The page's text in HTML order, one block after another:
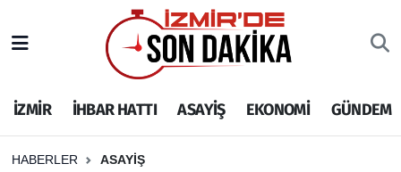
İZMİR İHBAR HATTI ASAYİŞ EKONOMİ GÜNDEM
HABERLER ASAYİŞ
İHBAR HATTI
DEPREM
İzmir Nöbetçi Eczaneler
İzmir Hava Durumu
İzmir Namaz Vakitleri